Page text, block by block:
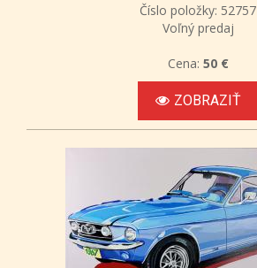
Číslo položky: 52757
Voľný predaj
Cena: 50 €
ZOBRAZIŤ